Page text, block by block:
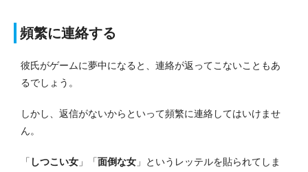
頻繁に連絡する
彼氏がゲームに夢中になると、連絡が返ってこないこともあ
るでしょう。
しかし、返信がないからといって頻繁に連絡してはいけませ
ん。
「 しつこい女 」「面倒な女 」というレッテルを貼られてしま